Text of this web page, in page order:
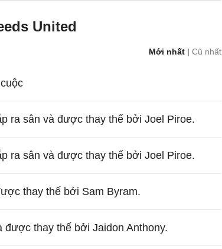
United
Mới nhất |Cũ nhất
ra sân và được thay thế bởi Joel Piroe.
ra sân và được thay thế bởi Joel Piroe.
thay thế bởi Sam Byram.
được thay thế bởi Jaidon Anthony.